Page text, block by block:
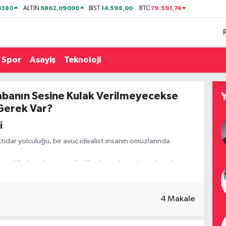
ALTIN 6862,09000 BİST14.598,00 BTC 79.591,74
Spor Asayiş Teknoloji
Sesine Kulak Verilmeyecekse
Var?
yolculuğu, bir avuç idealist insanın omuzlarında
gece gündüz demeden çalışan, kapı kapı
“metal yorgunluğu” teşhisiyle 2017’de başlattığı4 Makale